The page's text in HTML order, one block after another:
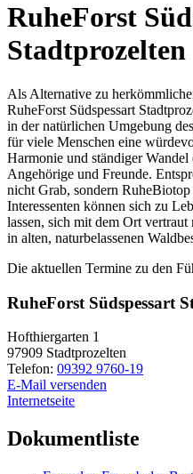
RuheForst
Stadtprozelten
Als Alternative zu
RuheForst Südspessart
in der natürlichen Umgebung
für viele Menschen eine
Harmonie und ständiger
Angehörige und Freunde.
nicht Grab, sondern RuheBiotop
Interessenten können sich zu
lassen, sich mit dem Ort vertraut
in alten, naturbelassenen
Die aktuellen Termine zu den
RuheForst Südspessart
Hofthiergarten 1
97909 Stadtprozelten
Telefon: 09392 9760-19
E-Mail versenden
Internetseite
Dokumentliste